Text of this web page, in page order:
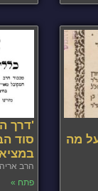
מה
'דרך
סוד
הרב
פתח »